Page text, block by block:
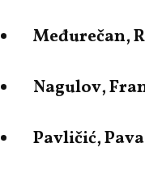
Međurečan,
Nagulov,
Pavličić,